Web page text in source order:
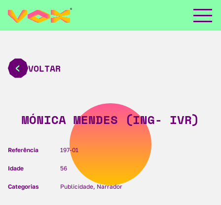
VOLTAR
MÓNICA MENDES (ING- IVR)
Referência 197-01
Idade 56
Categorias Publicidade, Narrador